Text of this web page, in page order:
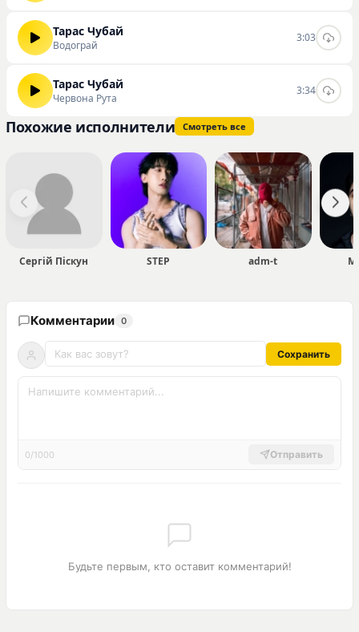
Тарас Чубай
Водограй
3:03
Тарас Чубай
Червона Рута
3:34
Похожие исполнители Смотреть все
Сергій Піскун STEP adm-t
Комментарии 0
Сохранить
0/1000 Отправить
Будьте первым, кто оставит комментарий!